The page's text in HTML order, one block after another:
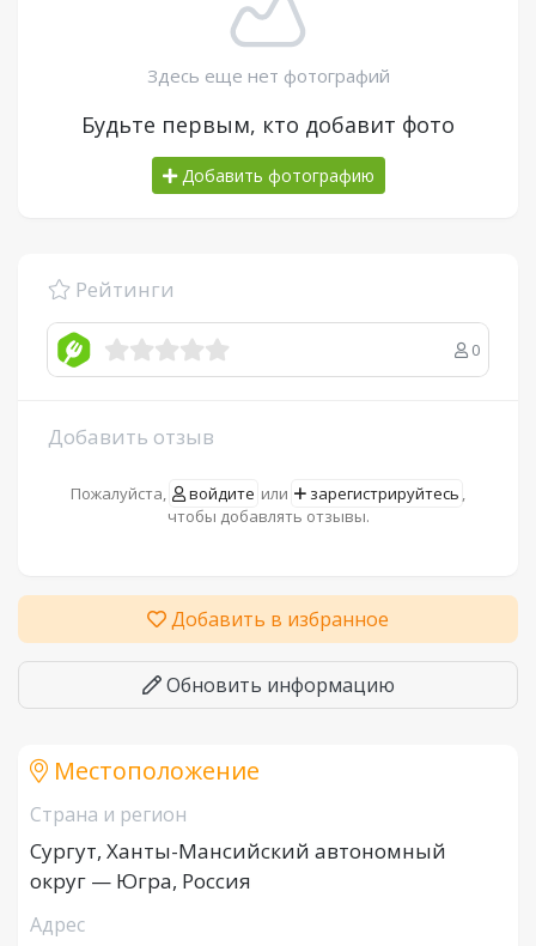
Здесь еще нет фотографий
Будьте первым, кто добавит фото
Добавить фотографию
Рейтинги
0
Добавить отзыв
Пожалуйста, войдите или зарегистрируйтесь ,
чтобы добавлять отзывы.
Добавить в избранное
Обновить информацию
Местоположение
Страна и регион
Сургут, Ханты-Мансийский автономный
округ — Югра, Россия
Адрес